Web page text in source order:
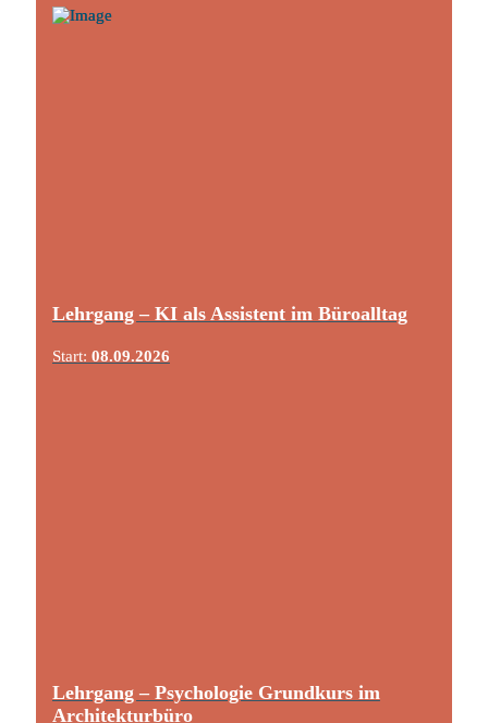
Lehrgang – KI als Assistent im Büroalltag
Start: 08.09.2026
Lehrgang – Psychologie Grundkurs im
Architekturbüro